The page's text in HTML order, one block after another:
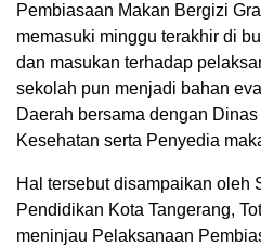
Pembiasaan Makan Bergizi
memasuki minggu terakhir di
dan masukan terhadap
sekolah pun menjadi bahan
Daerah bersama dengan
Kesehatan serta Penyedia
Hal tersebut disampaikan oleh
Pendidikan Kota Tangerang,
meninjau Pelaksanaan